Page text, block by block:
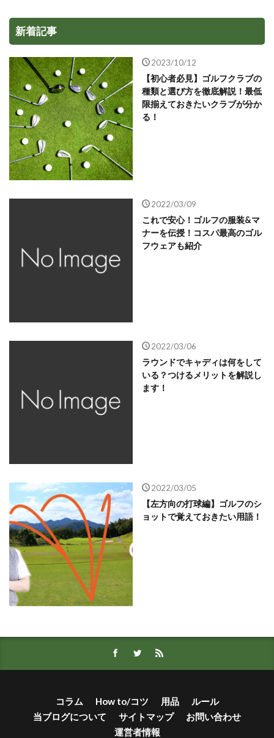
新着記事
2023/10/12
【初心者必見】ゴルフクラブの
種類と選び方を徹底解説！最低
限揃えておきたいクラブが分か
る！
2022/03/09
これで安心！ゴルフの服装&マ
ナーを伝授！コスパ最高のゴル
フウェアも紹介
2022/03/06
ラウンドでキャディは何をして
いる？つけるメリットを解説し
ます！
2022/03/05
【左方向の打球編】ゴルフのシ
ョットで覚えておきたい用語！
コラム How to/コツ 用品
ルール
当ブログについて
サイトマップ
お問い合わせ
運営者情報